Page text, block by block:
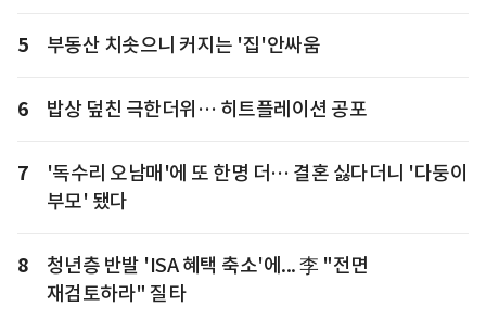
5 부동산 치솟으니 커지는 '집'안싸움
6 밥상 덮친 극한더위… 히트플레이션 공포
7
'독수리 오남매'에 또 한명 더… 결혼 싫다더니 '다둥이
부모' 됐다
8
청년층 반발 'ISA 혜택 축소'에... 李 "전면
재검토하라" 질타